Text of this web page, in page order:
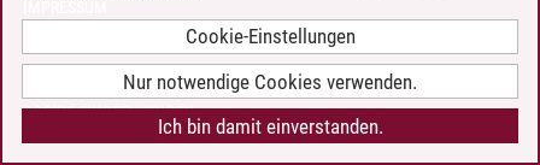
BARRIEREFREIHEIT
COOKIE-EINSTELLUNGEN
Cookie-Einstellungen
Nur notwendige Cookies verwenden.
Ich bin damit einverstanden.